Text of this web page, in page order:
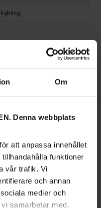
Om
Denna webbplats
att anpassa innehållet
funktioner
vår trafik. Vi
och annan
medier och
samarbetar med.
PÅ